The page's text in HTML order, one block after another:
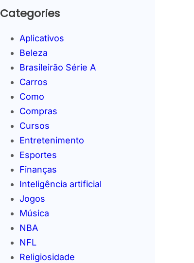
Categories
Aplicativos
Beleza
Brasileirão Série A
Carros
Como
Compras
Cursos
Entretenimento
Esportes
Finanças
Inteligência artificial
Jogos
Música
NBA
NFL
Religiosidade